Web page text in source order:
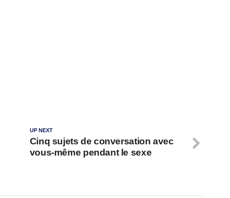
UP NEXT
Cinq sujets de conversation avec
vous-même pendant le sexe